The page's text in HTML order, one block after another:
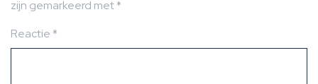
zijn gemarkeerd met*
Reactie*